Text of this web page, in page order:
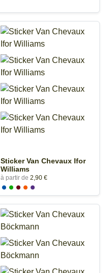
Sticker Van Chevaux Ifor
Williams
à partir de 2,90 €